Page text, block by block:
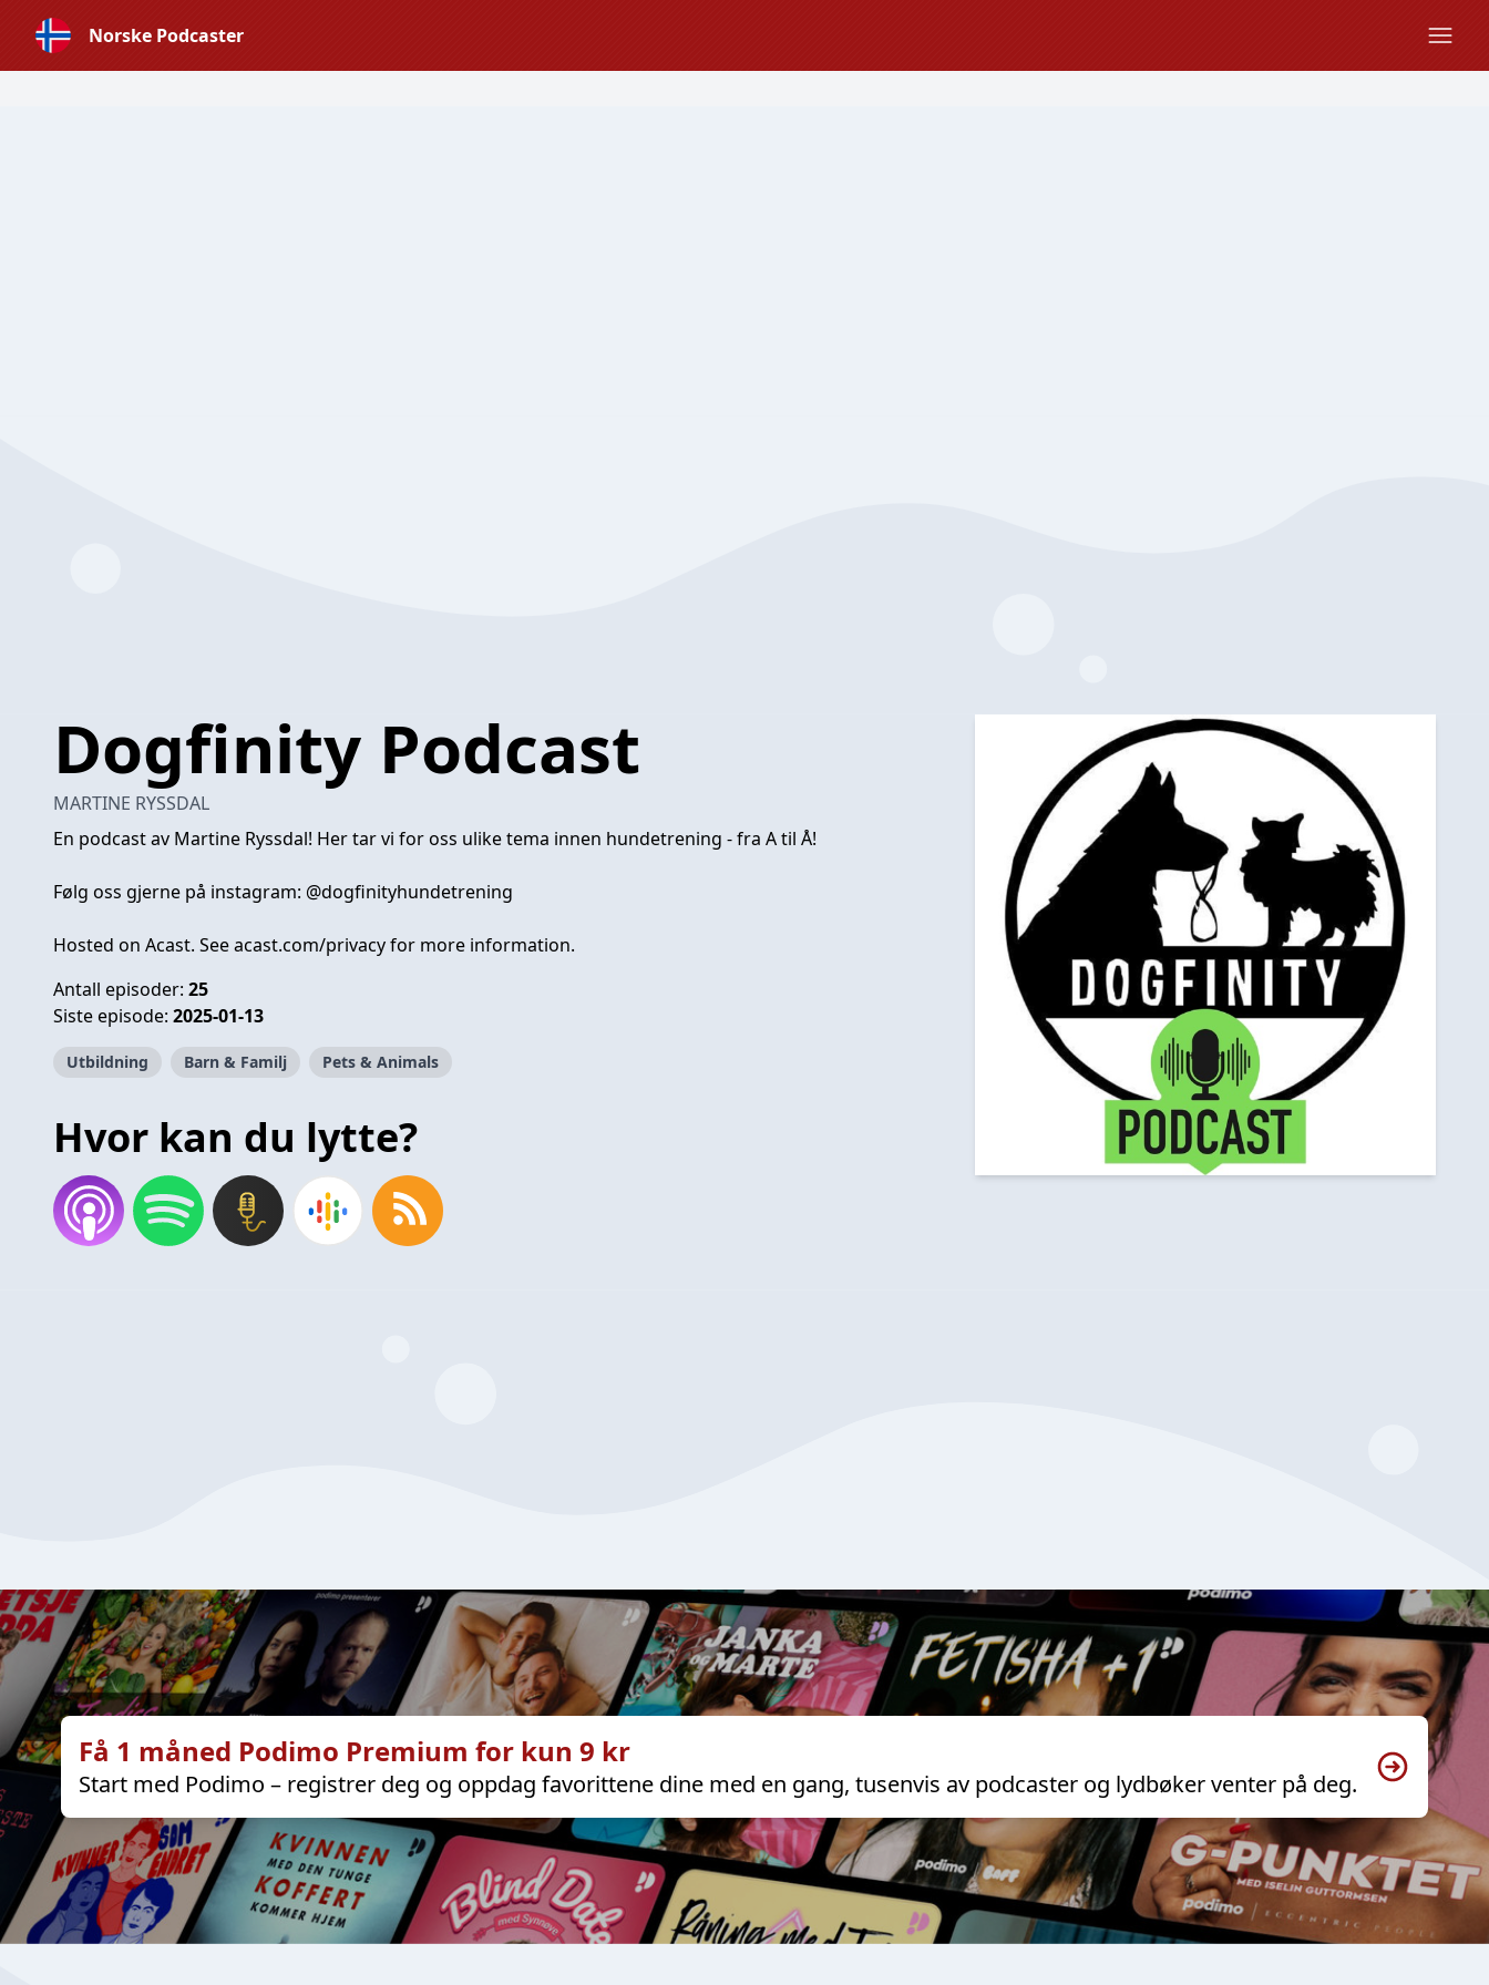
Norske Podcaster
Dogfinity Podcast
MARTINE RYSSDAL
En podcast av Martine Ryssdal! Her tar vi for oss ulike tema innen hundetrening - fra A til Å!
Følg oss gjerne på instagram: @dogfinityhundetrening
Hosted on Acast. Seeacast.com/privacyfor more information.
Antall episoder: 25
Siste episode: 2025-01-13
Utbildning Barn & Familj Pets & Animals
Hvor kan du lytte?
Få 1 måned Podimo Premium for kun 9 kr
Start med Podimo – registrer deg og oppdag favorittene dine med en gang, tusenvis av podcaster og lydbøker venter på deg.